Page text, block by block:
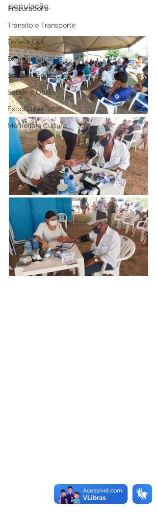
Procuradoria
Trânsito e Transporte
Defesa Civil
ExpoQuinari 2025
Saúde e Educação
Saúde e Obras
ExpoQuinari 2026
Memória e Cultura
população.